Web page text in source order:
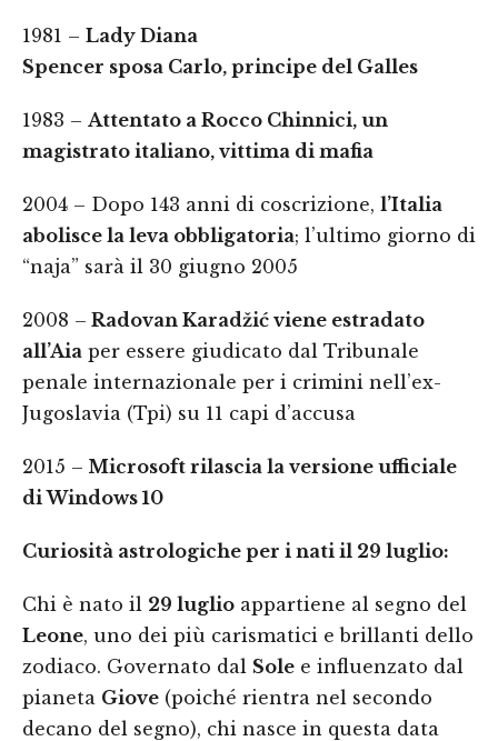
1981 – Lady Diana
Spencer sposa Carlo, principe del Galles
1983 – Attentato a Rocco Chinnici, un
magistrato italiano, vittima di mafia
2004 – Dopo 143 anni di coscrizione, l’Italia
abolisce la leva obbligatoria; l’ultimo giorno di
“naja” sarà il 30 giugno 2005
2008 – Radovan Karadžić viene estradato
all’Aia per essere giudicato dal Tribunale
penale internazionale per i crimini nell’ex-
Jugoslavia (Tpi) su 11 capi d’accusa
2015 – Microsoft rilascia la versione ufficiale
di Windows 10
Curiosità astrologiche per i nati il 29 luglio:
Chi è nato il 29 luglio appartiene al segno del
Leone, uno dei più carismatici e brillanti dello
zodiaco. Governato dal Sole e influenzato dal
pianeta Giove (poiché rientra nel secondo
decano del segno), chi nasce in questa data